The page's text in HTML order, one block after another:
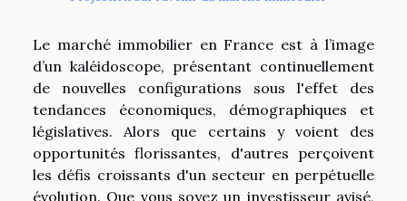
Le marché immobilier en France est à l’image
d’un kaléidoscope, présentant continuellement
de nouvelles configurations sous l'effet des
tendances économiques, démographiques et
législatives. Alors que certains y voient des
opportunités florissantes, d'autres perçoivent
les défis croissants d'un secteur en perpétuelle
évolution. Que vous soyez un investisseur avisé,